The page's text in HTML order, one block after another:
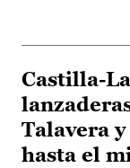
Castilla-
Talavera
hasta el